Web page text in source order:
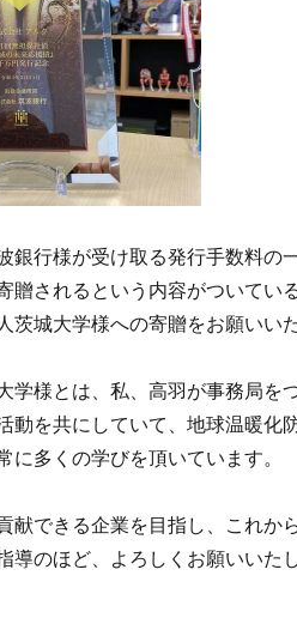
銀行様が受け取る発行手数料の
贈されるという内容がついてい
茨城大学様への寄贈をお願いい
学様とは、私、高羽が事務局を
動を共にしていて、地球温暖化
に多くの学びを頂いています。
献できる企業を目指し、これか
導のほど、よろしくお願いいたし